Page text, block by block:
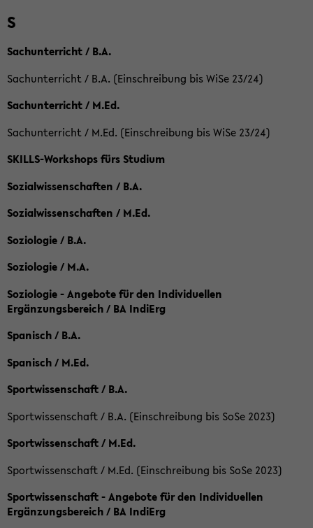
S
Sachunterricht / B.A.
Sachunterricht / B.A. (Einschreibung bis WiSe 23/24)
Sachunterricht / M.Ed.
Sachunterricht / M.Ed. (Einschreibung bis WiSe 23/24)
SKILLS-Workshops fürs Studium
Sozialwissenschaften / B.A.
Sozialwissenschaften / M.Ed.
Soziologie / B.A.
Soziologie / M.A.
Soziologie - Angebote für den Individuellen
Ergänzungsbereich / BA IndiErg
Spanisch / B.A.
Spanisch / M.Ed.
Sportwissenschaft / B.A.
Sportwissenschaft / B.A. (Einschreibung bis SoSe 2023)
Sportwissenschaft / M.Ed.
Sportwissenschaft / M.Ed. (Einschreibung bis SoSe 2023)
Sportwissenschaft - Angebote für den Individuellen
Ergänzungsbereich / BA IndiErg